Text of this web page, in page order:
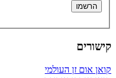
קישורים
קואן אום זן העולמי